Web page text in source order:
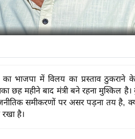
का भाजपा में विलय का प्रस्ताव ठुकराने के
छह महीने बाद मंत्री बने रहना मुश्किल
समीकरणों पर असर पड़ना तय है,
है।